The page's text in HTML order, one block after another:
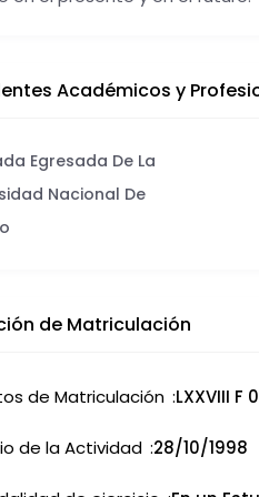
Académicos y
Egresada De La
Nacional De
de Matriculación
de Matriculación LXXVIII F
de la Actividad 28/10/1998